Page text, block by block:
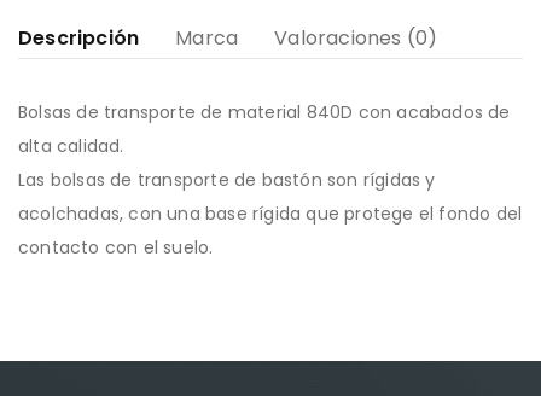
Descripción Marca Valoraciones (0)
Bolsas de transporte de material 840D con acabados de
alta calidad.
Las bolsas de transporte de bastón son rígidas y
acolchadas, con una base rígida que protege el fondo del
contacto con el suelo.